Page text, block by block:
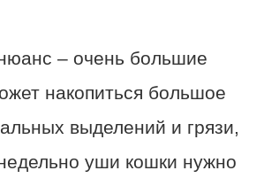
– очень большие
накопиться большое
выделений и грязи,
уши кошки нужно